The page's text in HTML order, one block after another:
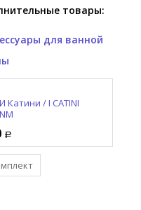
товары:
для ванной
Катини / I CATINI
Эко / ERA-ECO
Эко / ERA-ECO